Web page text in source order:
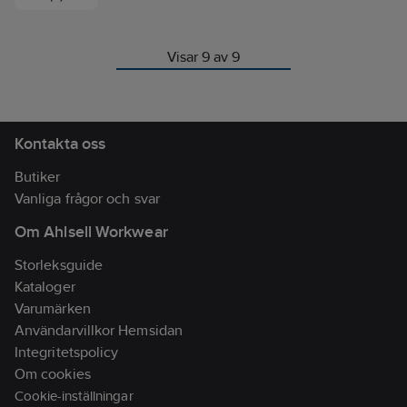
Gasol 58 WG för att
längst ner på
huven
Visar 9 av 9
Kontakta oss
Butiker
Vanliga frågor och svar
Om Ahlsell Workwear
Storleksguide
Kataloger
Varumärken
Användarvillkor Hemsidan
Integritetspolicy
Om cookies
Cookie-inställningar